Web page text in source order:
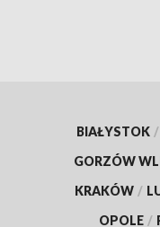
BIAŁYSTOK /
GORZÓW
KRAKÓW /
OPOLE /